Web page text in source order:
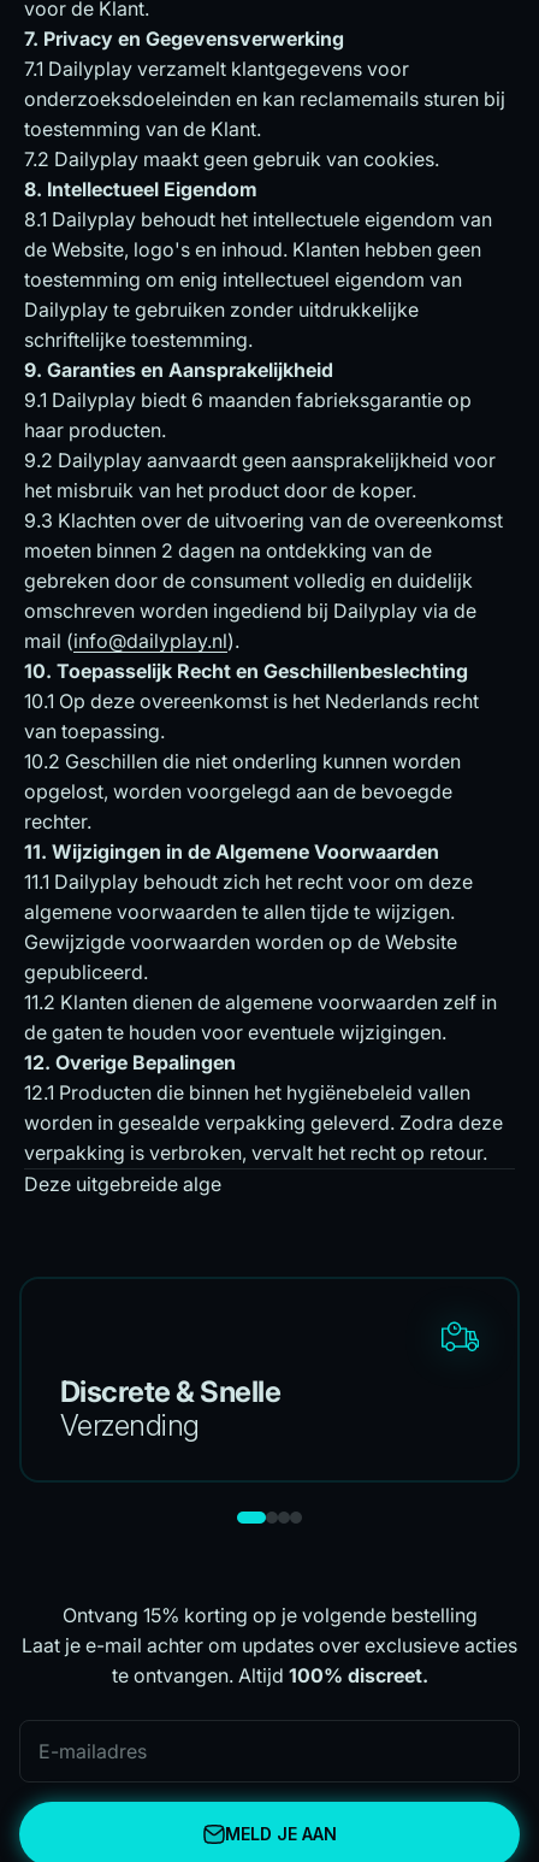
voor de Klant.
7. Privacy en Gegevensverwerking
7.1 Dailyplay verzamelt klantgegevens voor
onderzoeksdoeleinden en kan reclamemails sturen bij
toestemming van de Klant.
7.2 Dailyplay maakt geen gebruik van cookies.
8. Intellectueel Eigendom
8.1 Dailyplay behoudt het intellectuele eigendom van
de Website, logo's en inhoud. Klanten hebben geen
toestemming om enig intellectueel eigendom van
Dailyplay te gebruiken zonder uitdrukkelijke
schriftelijke toestemming.
9. Garanties en Aansprakelijkheid
9.1 Dailyplay biedt 6 maanden fabrieksgarantie op
haar producten.
9.2 Dailyplay aanvaardt geen aansprakelijkheid voor
het misbruik van het product door de koper.
9.3 Klachten over de uitvoering van de overeenkomst
moeten binnen 2 dagen na ontdekking van de
gebreken door de consument volledig en duidelijk
omschreven worden ingediend bij Dailyplay via de
mail (info@dailyplay.nl).
10. Toepasselijk Recht en Geschillenbeslechting
10.1 Op deze overeenkomst is het Nederlands recht
van toepassing.
10.2 Geschillen die niet onderling kunnen worden
opgelost, worden voorgelegd aan de bevoegde
rechter.
11. Wijzigingen in de Algemene Voorwaarden
11.1 Dailyplay behoudt zich het recht voor om deze
algemene voorwaarden te allen tijde te wijzigen.
Gewijzigde voorwaarden worden op de Website
gepubliceerd.
11.2 Klanten dienen de algemene voorwaarden zelf in
de gaten te houden voor eventuele wijzigingen.
12. Overige Bepalingen
12.1 Producten die binnen het hygiënebeleid vallen
worden in gesealde verpakking geleverd. Zodra deze
verpakking is verbroken, vervalt het recht op retour.
Deze uitgebreide alge
Discrete & Snelle
Verzending
Ontvang 15% korting op je volgende bestelling
Laat je e-mail achter om updates over exclusieve acties
te ontvangen. Altijd 100% discreet.
E-mailadres
MELD JE AAN